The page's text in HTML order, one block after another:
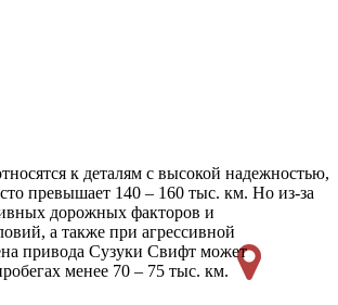
к деталям с высокой надежностью,
превышает 140 – 160 тыс. км. Но из-за
дорожных факторов и
а также при агрессивной
привода Сузуки Свифт может
менее 70 – 75 тыс. км.